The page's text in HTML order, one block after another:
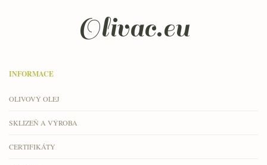
Olivac.eu
INFORMACE
OLIVOVÝ OLEJ
SKLIZEŇ A VÝROBA
CERTIFIKÁTY